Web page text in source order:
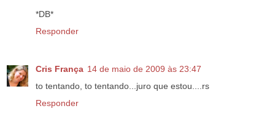
*DB*
Responder
Cris França 14 de maio de 2009 às 23:47
to tentando, to tentando...juro que estou....rs
Responder